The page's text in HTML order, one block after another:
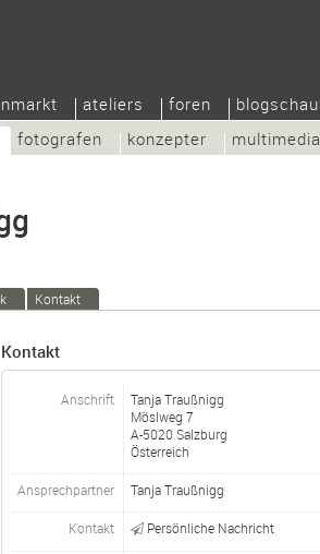
fotografen konzepter multimedia
ateliers foren blogschau
Kontakt
Kontakt
Anschrift
Tanja Traußnigg
Möslweg 7
A-5020Salzburg
Österreich
Ansprechpartner TanjaTraußnigg
Kontakt Persönliche Nachricht